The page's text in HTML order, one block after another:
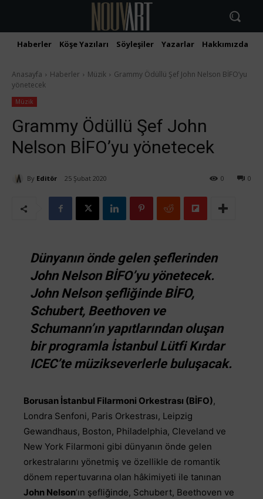
Haberler Köşe Yazıları Söyleşiler Yazarlar Hakkımızda
Anasayfa Haberler Müzik
Grammy Ödüllü Şef John Nelson BİFO’yu
yönetecek
Müzik
Grammy Ödüllü Şef John
Nelson BİFO’yu yönetecek
By Editör 25 Şubat 2020 0
0
Dünyanın önde gelen şeflerinden
John Nelson BİFO’yu yönetecek.
John Nelson şefliğinde BİFO,
Schubert, Beethoven ve
Schumann’ın yapıtlarından oluşan
bir programla İstanbul Lütfi Kırdar
ICEC’te müzikseverlerle buluşacak.
Borusan İstanbul Filarmoni Orkestrası (BİFO),
Londra Senfoni, Paris Orkestrası, Leipzig
Gewandhaus, Boston, Philadelphia, Cleveland ve
New York Filarmoni gibi dünyanın önde gelen
orkestralarını yönetmiş ve özellikle de romantik
dönem repertuvarına olan hâkimiyeti ile tanınan
John Nelson’ın şefliğinde, Schubert, Beethoven ve